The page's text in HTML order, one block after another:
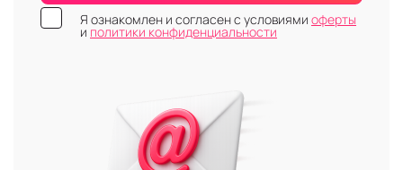
Я ознакомлен и согласен с условиями оферты
и политики конфиденциальности